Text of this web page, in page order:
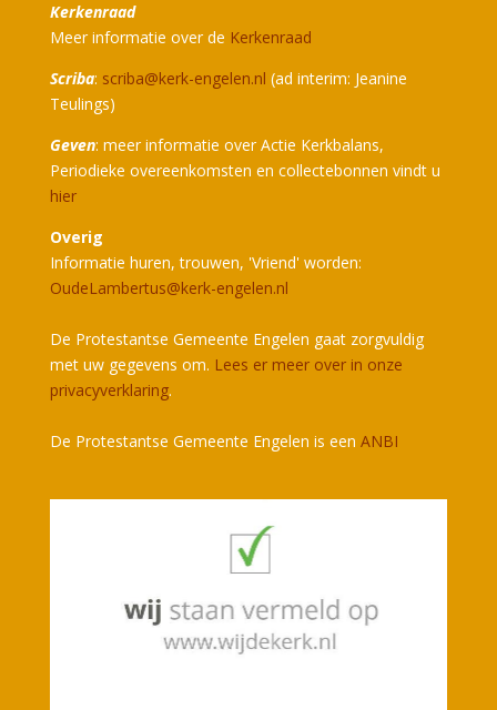
Kerkenraad
Meer informatie over de Kerkenraad
Scriba: scriba@kerk-engelen.nl (ad interim: Jeanine
Teulings)
Geven: meer informatie over Actie Kerkbalans,
Periodieke overeenkomsten en collectebonnen vindt u
hier
Overig
Informatie huren, trouwen, 'Vriend' worden:
OudeLambertus@kerk-engelen.nl
De Protestantse Gemeente Engelen gaat zorgvuldig
met uw gegevens om. Lees er meer over in onze
privacyverklaring.
De Protestantse Gemeente Engelen is een ANBI